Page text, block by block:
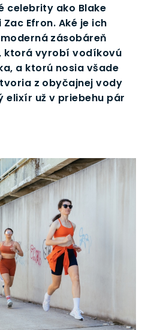
celebrity ako Blake
Efron. Aké je ich
zásobáreň
ktorá vyrobí vodíkovú
a ktorú nosia všade
z obyčajnej vody
elixír už v priebehu pár